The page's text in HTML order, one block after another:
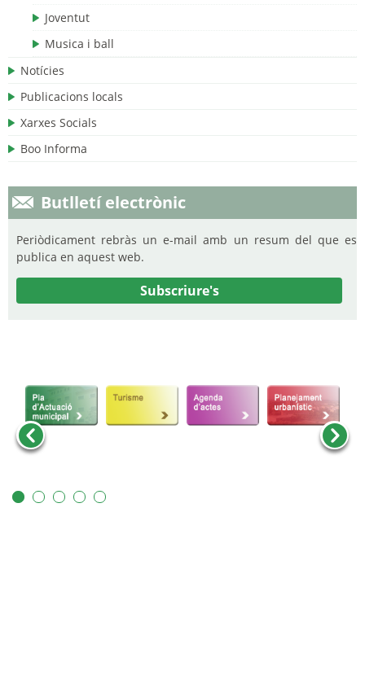
Joventut
Musica i ball
Notícies
Publicacions locals
Xarxes Socials
Boo Informa
Butlletí electrònic
Periòdicament rebràs un e-mail amb un resum del que es
publica en aquest web.
Subscriure's